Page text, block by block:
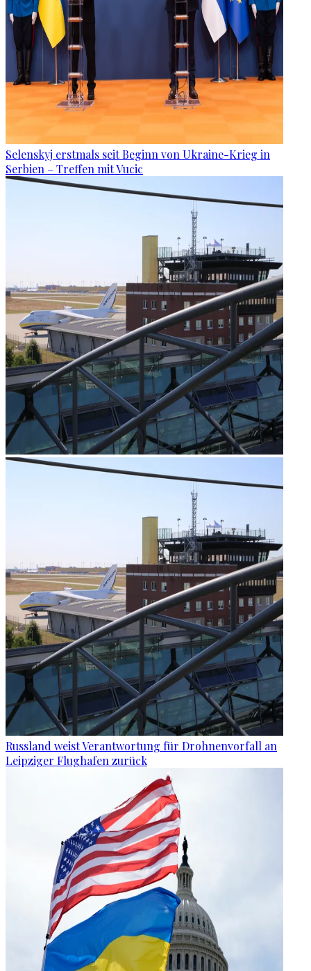
Selenskyj erstmals seit Beginn von Ukraine-Krieg in
Serbien – Treffen mit Vucic
Russland weist Verantwortung für Drohnenvorfall an
Leipziger Flughafen zurück